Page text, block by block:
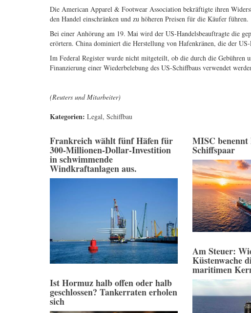
Die American Apparel & Footwear Association bekräftigte ihren
den Handel einschränken und zu höheren Preisen für die Käufer führen.
Bei einer Anhörung am 19. Mai wird der US-Handelsbeauftragte die
erörtern. China dominiert die Herstellung von Hafenkränen, die der
Im Federal Register wurde nicht mitgeteilt, ob die durch die Gebühren
Finanzierung einer Wiederbelebung des US-Schiffbaus verwendet
(Reuters und Mitarbeiter)
Kategorien: Legal, Schiffbau
Frankreich wählt fünf Häfen für
300-Millionen-Dollar-Investition
in schwimmende
Windkraftanlagen aus.
Ist Hormuz halb offen oder halb
geschlossen? Tankerraten erholen
sich
MISC
Schiffspaar
Am Steuer:
Küstenwache
maritimen